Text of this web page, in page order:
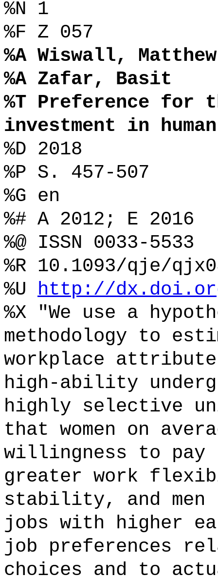
%N 1
%F Z 057
%A Wiswall, Matthew
%A Zafar, Basit
%T Preference for
investment in
%D 2018
%P S. 457-507
%G en
%# A 2012; E 2016
%@ ISSN 0033-5533
%R 10.1093/qje/
%U http://
%X "We use a
methodology to
workplace
high-ability
highly selective
that women on
willingness to pay
greater work
stability, and men
jobs with higher
job preferences
choices and to